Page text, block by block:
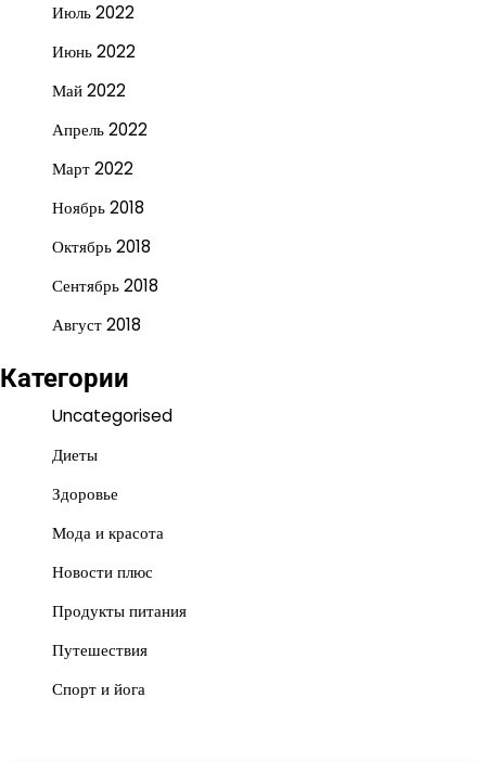
Июль 2022
Июнь 2022
Май 2022
Апрель 2022
Март 2022
Ноябрь 2018
Октябрь 2018
Сентябрь 2018
Август 2018
Категории
Uncategorised
Диеты
Здоровье
Мода и красота
Новости плюс
Продукты питания
Путешествия
Спорт и йога